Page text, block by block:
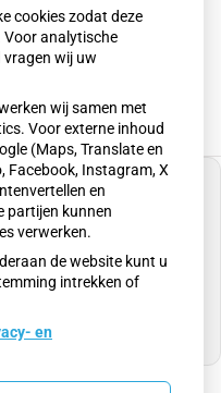
gegeven voor
is om dit te zien.
wijzigen
cookies zodat deze
Voor analytische
vragen wij uw
wij samen met
Voor externe inhoud
(Maps, Translate en
Facebook, Instagram, X
en
partijen kunnen
verwerken.
de website kunt u
intrekken of
en